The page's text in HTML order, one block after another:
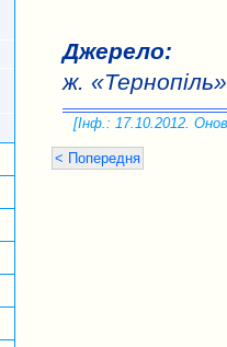
Джерело:
ж.
[Інф.: 17.10.2012.
< Попередня